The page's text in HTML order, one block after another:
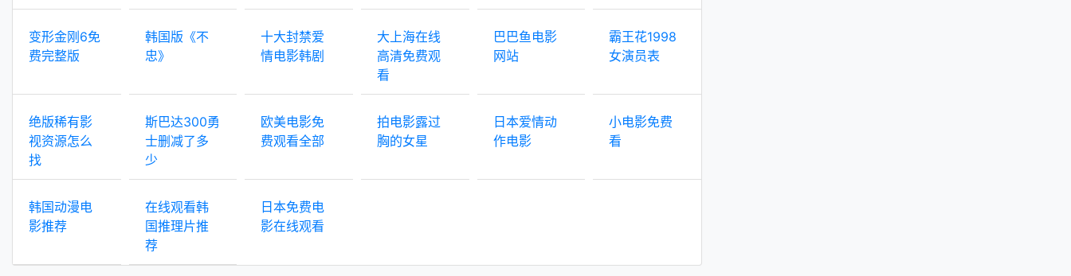
变形金刚6免
费完整版
韩国版《不
忠》
十大封禁爱
情电影韩剧
大上海在线
高清免费观
看
巴巴鱼电影
网站
霸王花1998
女演员表
绝版稀有影
视资源怎么
找
斯巴达300勇
士删减了多
少
欧美电影免
费观看全部
拍电影露过
胸的女星
日本爱情动
作电影
小电影免费
看
韩国动漫电
影推荐
在线观看韩
国推理片推
荐
日本免费电
影在线观看